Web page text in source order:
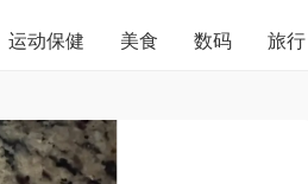
运动保健 美食 数码 旅行